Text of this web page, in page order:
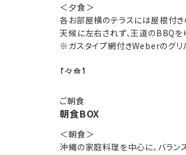
に最適な美しい海中景観、水平線に沈むサン
利用のお客様には、新鮮な季節の野菜が取り
心安らぐ時間をごゆっくりお過ごしいただけます
＜夕食＞
各お部屋横のテラスには屋根付き
天候に左右されず、王道のBBQを
※ガスタイプ網付きWeberのグリ
【夕食】
上カルビ
あぐー豚ロース
あぐー豚スペアリブ
あぐーソーセージ
県産鳥手羽中
ご朝食
朝食BOX
＜朝食＞
沖縄の家庭料理を中心に、バラン